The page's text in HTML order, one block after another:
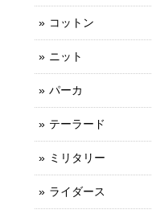
コットン
ニット
パーカ
テーラード
ミリタリー
ライダース